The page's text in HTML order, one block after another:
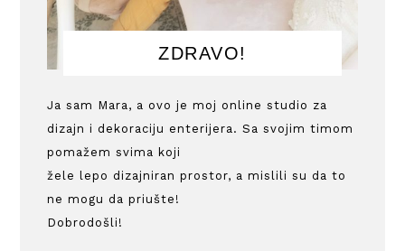
ZDRAVO!
Ja sam Mara, a ovo je moj online studio za
dizajn i dekoraciju enterijera. Sa svojim timom
pomažem svima koji
žele lepo dizajniran prostor, a mislili su da to
ne mogu da priušte!
Dobrodošli!